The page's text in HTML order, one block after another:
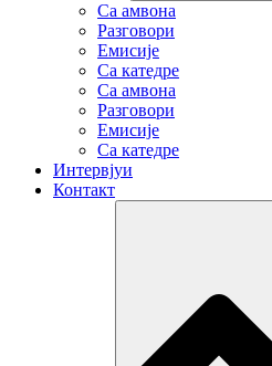
Са амвона
Разговори
Емисије
Са катедре
Са амвона
Разговори
Емисије
Са катедре
Интервјуи
Контакт